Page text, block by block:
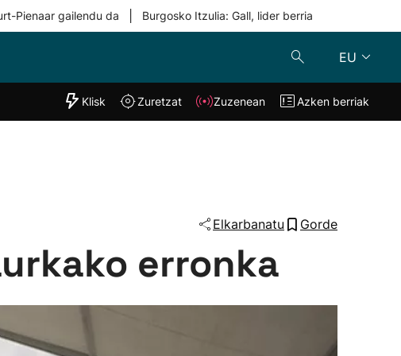
Pienaar gailendu da Burgosko Itzulia: Gall, lider berria
EU
"Helmuga"
Klisk Zuzenean
Klisk Zuretzat Zuzenean Azken berriak
Elkarbanatu Gorde
erronka